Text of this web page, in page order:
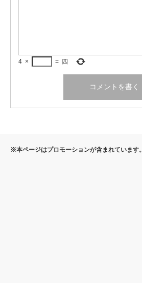
4 × = 四
※本ページはプロモーションが含まれています。